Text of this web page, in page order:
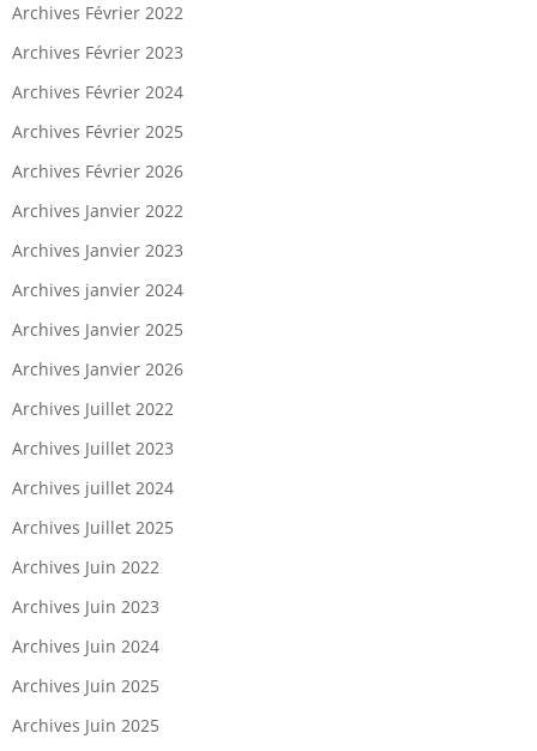
Archives Février 2022
Archives Février 2023
Archives Février 2024
Archives Février 2025
Archives Février 2026
Archives Janvier 2022
Archives Janvier 2023
Archives janvier 2024
Archives Janvier 2025
Archives Janvier 2026
Archives Juillet 2022
Archives Juillet 2023
Archives juillet 2024
Archives Juillet 2025
Archives Juin 2022
Archives Juin 2023
Archives Juin 2024
Archives Juin 2025
Archives Juin 2025